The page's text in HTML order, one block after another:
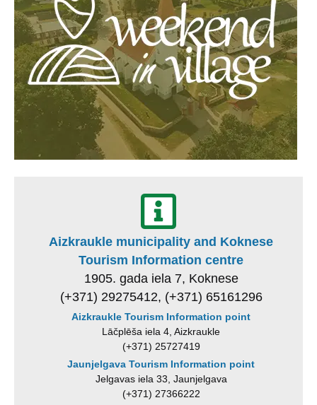
Aizkraukle municipality and Koknese
Tourism Information centre
1905. gada iela 7, Koknese
(+371) 29275412, (+371) 65161296
Aizkraukle Tourism Information point
Lāčplēša iela 4, Aizkraukle
(+371) 25727419
Jaunjelgava Tourism Information point
Jelgavas iela 33, Jaunjelgava
(+371) 27366222